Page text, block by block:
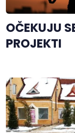
OČEKUJU
PROJEKTI